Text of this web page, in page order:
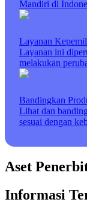
Mandiri di
Layanan
Layanan ini
melakukan
Bandingkan
Lihat dan
sesuai dengan
Aset
Informasi